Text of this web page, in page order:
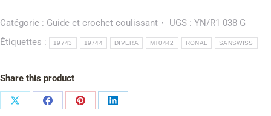
Catégorie : Guide et crochet coulissant UGS : YN/R1 038 G
Étiquettes :
19743 19744 DIVERA MT0442 RONAL SANSWISS
Share this product